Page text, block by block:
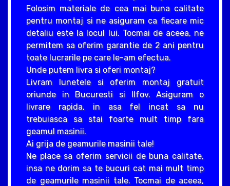
Folosim materiale de cea mai buna calitate
pentru montaj si ne asiguram ca fiecare mic
detaliu este la locul lui. Tocmai de aceea, ne
permitem sa oferim garantie de 2 ani pentru
toate lucrarile pe care le-am efectua.
Unde putem livra si oferi montaj?
Livram lunetele si oferim montaj gratuit
oriunde in Bucuresti si Ilfov. Asiguram o
livrare rapida, in asa fel incat sa nu
trebuiasca sa stai foarte mult timp fara
geamul masinii.
Ai grija de geamurile masinii tale!
Ne place sa oferim servicii de buna calitate,
insa ne dorim sa te bucuri cat mai mult timp
de geamurile masinii tale. Tocmai de aceea,